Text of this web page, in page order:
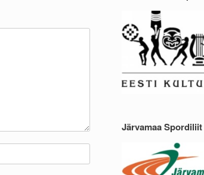
Järvamaa Spordiliit